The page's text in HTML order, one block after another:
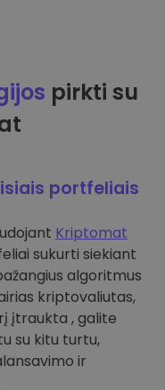
pirkti su
portfeliais
Kriptomat
sukurti siekiant
algoritmus
kriptovaliutas,
įtraukta , galite
su kitu turtu,
ir